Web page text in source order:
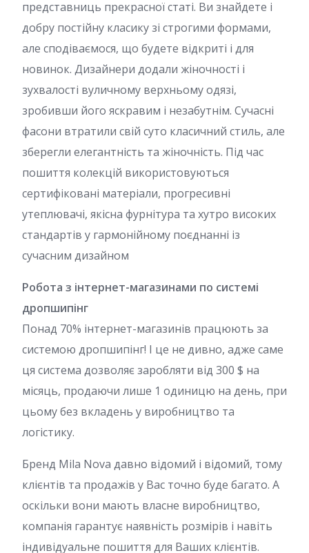
представниць прекрасної статі. Ви знайдете і
добру постійну класику зі строгими формами,
але сподіваємося, що будете відкриті і для
новинок. Дизайнери додали жіночності і
зухвалості вуличному верхньому одязі,
зробивши його яскравим і незабутнім. Сучасні
фасони втратили свій суто класичний стиль, але
зберегли елегантність та жіночність. Під час
пошиття колекцій використовуються
сертифіковані матеріали, прогресивні
утеплювачі, якісна фурнітура та хутро високих
стандартів у гармонійному поєднанні із
сучасним дизайном
Робота з інтернет-магазинами по системі
дропшипінг
Понад 70% інтернет-магазинів працюють за
системою дропшипінг! І це не дивно, адже саме
ця система дозволяє заробляти від 300 $ на
місяць, продаючи лише 1 одиницю на день, при
цьому без вкладень у виробництво та
логістику.
Бренд Mila Nova давно відомий і відомий, тому
клієнтів та продажів у Вас точно буде багато. А
оскільки вони мають власне виробництво,
компанія гарантує наявність розмірів і навіть
індивідуальне пошиття для Ваших клієнтів.